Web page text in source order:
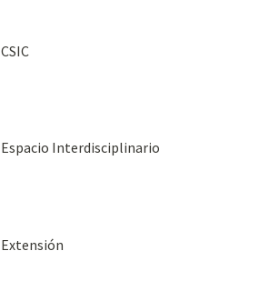
CSIC
Espacio Interdisciplinario
Extensión